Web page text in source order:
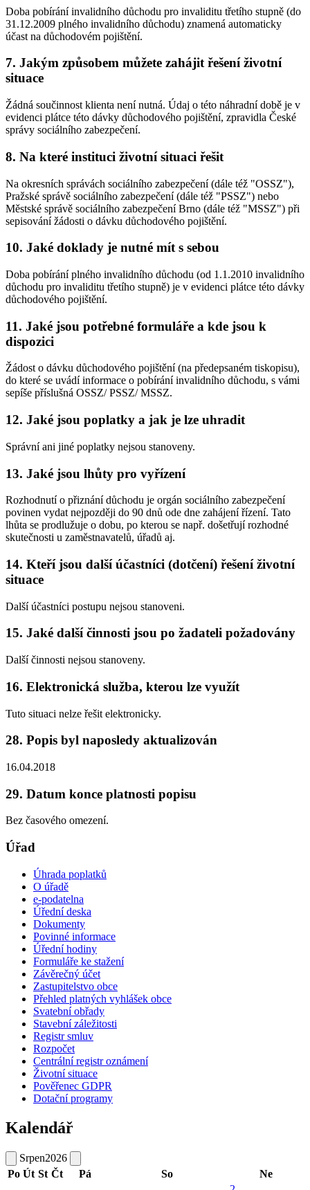
Doba pobírání invalidního důchodu pro invaliditu třetího stupně (do
31.12.2009 plného invalidního důchodu) znamená automaticky
účast na důchodovém pojištění.
7. Jakým způsobem můžete zahájit řešení životní
situace
Žádná součinnost klienta není nutná. Údaj o této náhradní době je v
evidenci plátce této dávky důchodového pojištění, zpravidla České
správy sociálního zabezpečení.
8. Na které instituci životní situaci řešit
Na okresních správách sociálního zabezpečení (dále též "OSSZ"),
Pražské správě sociálního zabezpečení (dále též "PSSZ") nebo
Městské správě sociálního zabezpečení Brno (dále též "MSSZ") při
sepisování žádosti o dávku důchodového pojištění.
10. Jaké doklady je nutné mít s sebou
Doba pobírání plného invalidního důchodu (od 1.1.2010 invalidního
důchodu pro invaliditu třetího stupně) je v evidenci plátce této dávky
důchodového pojištění.
11. Jaké jsou potřebné formuláře a kde jsou k
dispozici
Žádost o dávku důchodového pojištění (na předepsaném tiskopisu),
do které se uvádí informace o pobírání invalidního důchodu, s vámi
sepíše příslušná OSSZ/ PSSZ/ MSSZ.
12. Jaké jsou poplatky a jak je lze uhradit
Správní ani jiné poplatky nejsou stanoveny.
13. Jaké jsou lhůty pro vyřízení
Rozhodnutí o přiznání důchodu je orgán sociálního zabezpečení
povinen vydat nejpozději do 90 dnů ode dne zahájení řízení. Tato
lhůta se prodlužuje o dobu, po kterou se např. došetřují rozhodné
skutečnosti u zaměstnavatelů, úřadů aj.
14. Kteří jsou další účastníci (dotčení) řešení životní
situace
Další účastníci postupu nejsou stanoveni.
15. Jaké další činnosti jsou po žadateli požadovány
Další činnosti nejsou stanoveny.
16. Elektronická služba, kterou lze využít
Tuto situaci nelze řešit elektronicky.
28. Popis byl naposledy aktualizován
16.04.2018
29. Datum konce platnosti popisu
Bez časového omezení.
Úřad
Úhrada poplatků
O úřadě
e-podatelna
Úřední deska
Dokumenty
Povinné informace
Úřední hodiny
Formuláře ke stažení
Závěrečný účet
Zastupitelstvo obce
Přehled platných vyhlášek obce
Svatební obřady
Stavební záležitosti
Registr smluv
Rozpočet
Centrální registr oznámení
Životní situace
Pověřenec GDPR
Dotační programy
Kalendář
Srpen2026
Po Út St Čt Pá So Ne